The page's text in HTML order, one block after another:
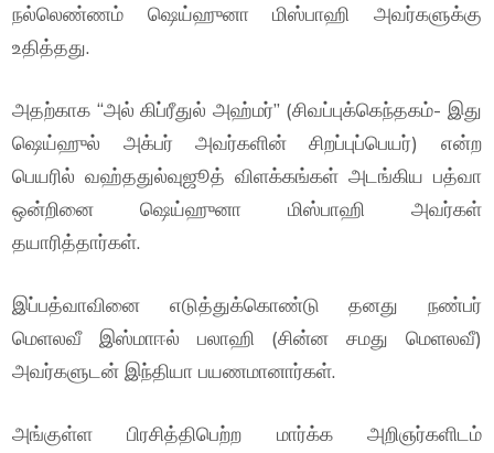
நல்லெண்ணம் ஷெய்ஹுனா மிஸ்பாஹி அவர்களுக்கு
உதித்தது.
அதற்காக “அல் கிப்ரீதுல் அஹ்மர்” (சிவப்புக்கெந்தகம்- இது
ஷெய்ஹுல் அக்பர் அவர்களின் சிறப்புப்பெயர்) என்ற
பெயரில் வஹ்ததுல்வுஜூத் விளக்கங்கள் அடங்கிய பத்வா
ஒன்றினை ஷெய்ஹுனா மிஸ்பாஹி அவர்கள்
தயாரித்தார்கள்.
இப்பத்வாவினை எடுத்துக்கொண்டு தனது நண்பர்
மெளலவீ இஸ்மாஈல் பலாஹி (சின்ன சமது மெளலவீ)
அவர்களுடன் இந்தியா பயணமானார்கள்.
அங்குள்ள பிரசித்திபெற்ற மார்க்க அறிஞர்களிடம்